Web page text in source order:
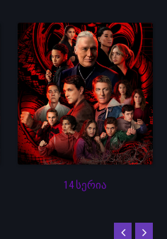
14 სერია